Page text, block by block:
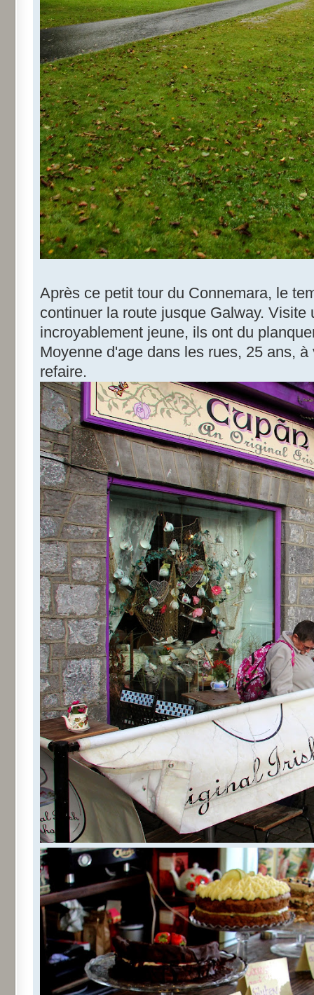
Après ce petit tour du Connemara, le
continuer la route jusque Galway.
incroyablement jeune, ils ont du
Moyenne d'age dans les rues, 25 ans,
refaire.